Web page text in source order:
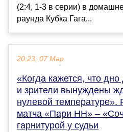
(2:4, 1-3 в серии) в
раунда Кубка Гага...
20:23, 07 Мар
«Когда кажется, что дно
и зрители вынуждены
нулевой температуре».
матча «Пари НН» –
гарнитурой у судьи